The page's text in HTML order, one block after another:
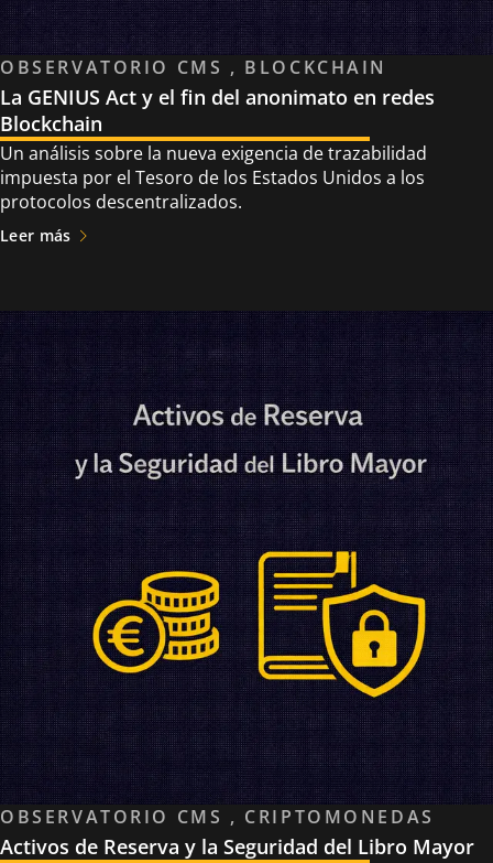
OBSERVATORIO CMS , BLOCKCHAIN
La GENIUS Act y el fin del anonimato en redes
Blockchain
Un análisis sobre la nueva exigencia de trazabilidad
impuesta por el Tesoro de los Estados Unidos a los
protocolos descentralizados.
Leer más
OBSERVATORIO CMS , CRIPTOMONEDAS
Activos de Reserva y la Seguridad del Libro Mayor